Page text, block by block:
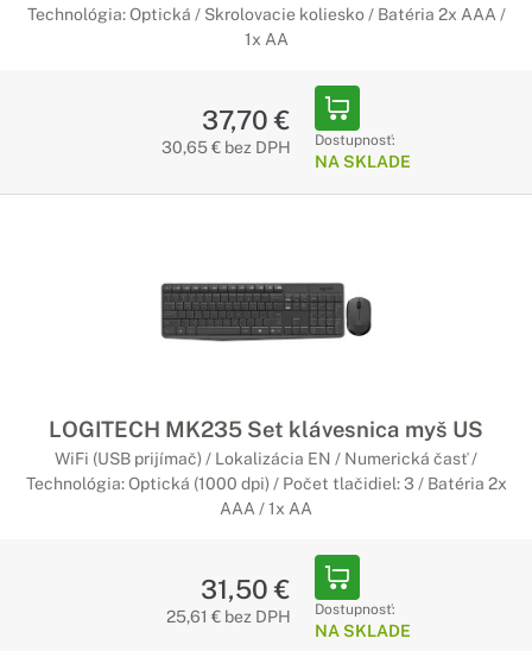
Technológia: Optická / Skrolovacie koliesko / Batéria 2x AAA /
1x AA
37,70 €
30,65 € bez DPH Dostupnosť:
NA SKLADE
LOGITECH MK235 Set klávesnica myš US
WiFi (USB prijímač) / Lokalizácia EN / Numerická časť /
Technológia: Optická (1000 dpi) / Počet tlačidiel: 3 / Batéria 2x
AAA / 1x AA
31,50 €
25,61 € bez DPH Dostupnosť:
NA SKLADE